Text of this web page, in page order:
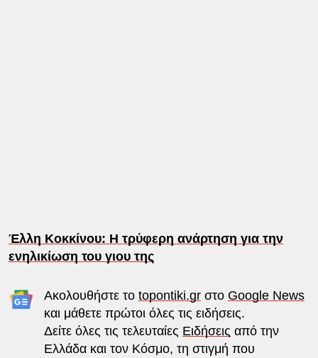
Έλλη Κοκκίνου: Η τρύφερη ανάρτηση για την
ενηλικίωση του γιου της
Ακολουθήστε το topontiki.grστο Google News
και μάθετε πρώτοι όλες τις ειδήσεις.
Δείτε όλες τις τελευταίες Ειδήσεις από την
Ελλάδα και τον Κόσμο, τη στιγμή που